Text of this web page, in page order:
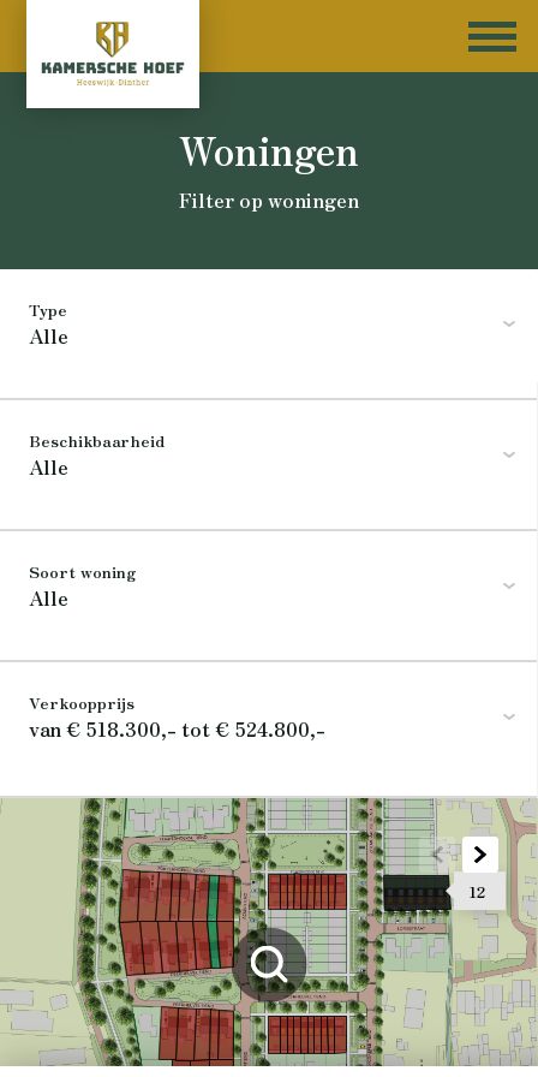
Woningen
Filter op woningen
Type
Alle
Beschikbaarheid
Alle
Soort woning
Alle
Verkoopprijs
van € 518.300,- tot € 524.800,-